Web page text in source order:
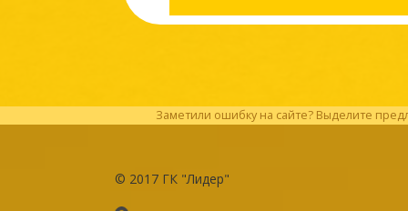
Заметили ошибку на сайте? Выделите
© 2017 ГК "Лидер"